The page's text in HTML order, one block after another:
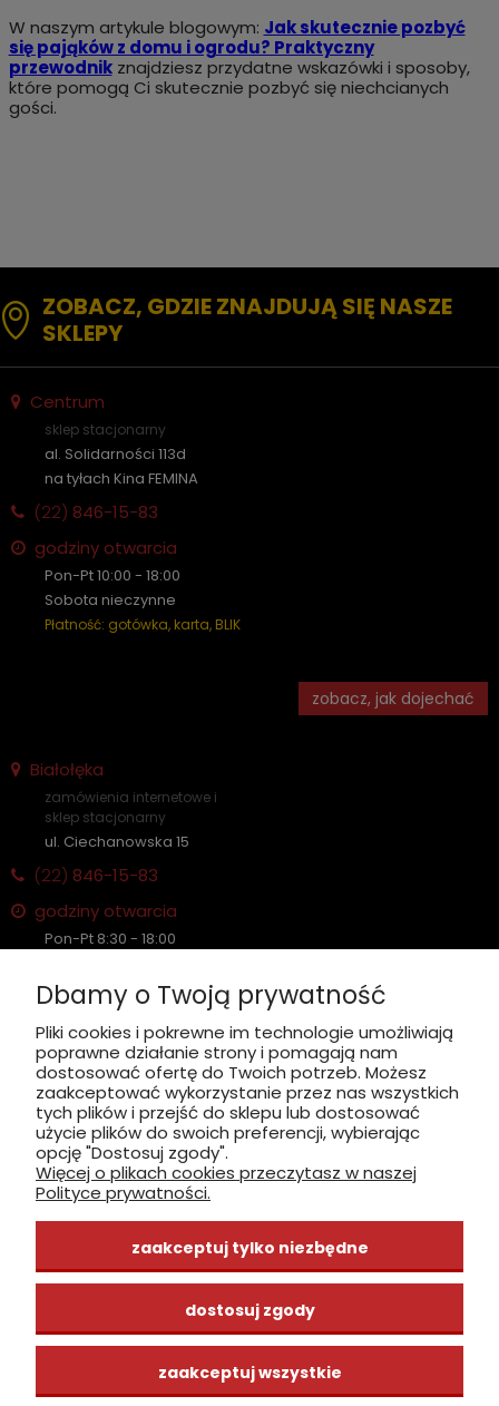
W naszym artykule blogowym: Jak skutecznie pozbyć
się pająków z domu i ogrodu? Praktyczny
przewodnikznajdziesz przydatne wskazówki i sposoby,
które pomogą Ci skutecznie pozbyć się niechcianych
gości.
ZOBACZ, GDZIE ZNAJDUJĄ SIĘ NASZE
SKLEPY
Centrum
sklep stacjonarny
al. Solidarności 113d
na tyłach Kina FEMINA
(22) 846-15-83
godziny otwarcia
Pon-Pt 10:00 - 18:00
Sobota nieczynne
Płatność: gotówka, karta, BLIK
zobacz, jak dojechać
Białołęka
zamówienia internetowe i
sklep stacjonarny
ul. Ciechanowska 15
(22) 846-15-83
godziny otwarcia
Pon-Pt 8:30 - 18:00
Płatność: gotówka, karta, BLIK
zobacz, jak dojechać
INFORMACJE
ZAKUPY
CENTRUM WIEDZY
Dbamy o Twoją prywatność
Pliki cookies i pokrewne im technologie umożliwiają
poprawne działanie strony i pomagają nam
dostosować ofertę do Twoich potrzeb. Możesz
zaakceptować wykorzystanie przez nas wszystkich
tych plików i przejść do sklepu lub dostosować
użycie plików do swoich preferencji, wybierając
opcję "Dostosuj zgody".
Więcej o plikach cookies przeczytasz w naszej
Polityce prywatności.
zaakceptuj tylko niezbędne
dostosuj zgody
zaakceptuj wszystkie